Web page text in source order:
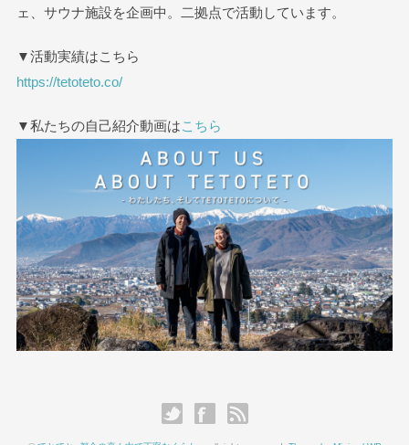
ェ、サウナ施設を企画中。二拠点で活動しています。
▼活動実績はこちら
https://tetoteto.co/
▼私たちの自己紹介動画はこちら